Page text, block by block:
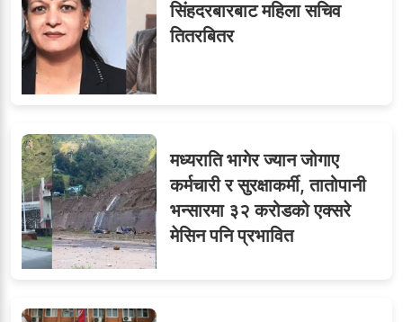
सिंहदरबारबाट महिला सचिव
तितरबितर
मध्यराति भागेर ज्यान जोगाए
कर्मचारी र सुरक्षाकर्मी, तातोपानी
भन्सारमा ३२ करोडको एक्सरे
मेसिन पनि प्रभावित